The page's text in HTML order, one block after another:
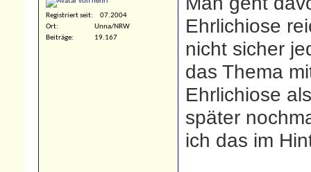
Registriert seit
07.2004
Ort
Unna/NRW
Beiträge
19.167
Ehrlichiose
nicht sicher
das Thema
Ehrlichiose
später
ich das im